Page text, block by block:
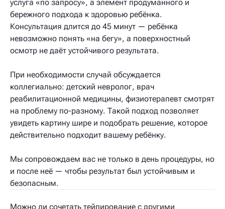
услуга «по запросу», а элемент продуманного и
бережного подхода к здоровью ребёнка.
Консультация длится до 45 минут — ребёнка
невозможно понять «на бегу», а поверхностный
осмотр не даёт устойчивого результата.
При необходимости случай обсуждается
коллегиально: детский невролог, врач
реабилитационной медицины, физиотерапевт смотрят
на проблему по-разному. Такой подход позволяет
увидеть картину шире и подобрать решение, которое
действительно подходит вашему ребёнку.
Мы сопровождаем вас не только в день процедуры, но
и после неё — чтобы результат был устойчивым и
безопасным.
Можно ли сочетать тейпирование с другими